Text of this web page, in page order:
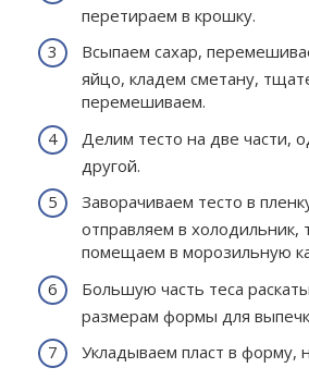
перетираем в крошку.
Всыпаем сахар,
яйцо, кладем сметану,
перемешиваем.
Делим тесто на две части,
другой.
Заворачиваем тесто в
отправляем в холодильник,
помещаем в морозильную
Большую часть теса
размерам формы для
Укладываем пласт в форму,